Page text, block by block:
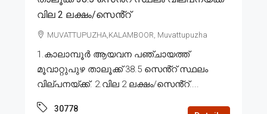
വില 2 ലക്ഷം/സെൻ്റ്
MUVATTUPUZHA,KALAMBOOR, Muvattupuzha
1.കാലാമ്പൂർ ആയവന പഞ്ചായത്ത്
മൂവാറ്റുപുഴ താലൂക്ക് 38.5 സെൻ്റ് സ്ഥലം
വില്പനയ്ക്ക്. 2.വില 2 ലക്ഷം/സെൻ്റ്....
30778